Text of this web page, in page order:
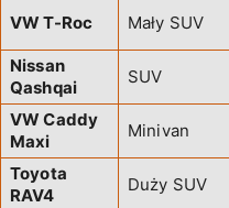
VW T-Roc Mały SUV
Nissan
Qashqai
SUV
VW Caddy
Maxi
Minivan
Toyota
RAV4
Duży SUV